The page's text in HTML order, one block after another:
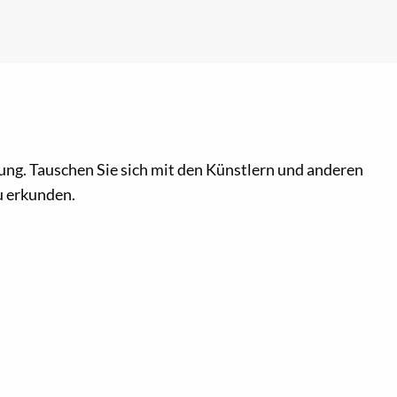
Tauschen Sie sich mit den Künstlern und anderen
erkunden.